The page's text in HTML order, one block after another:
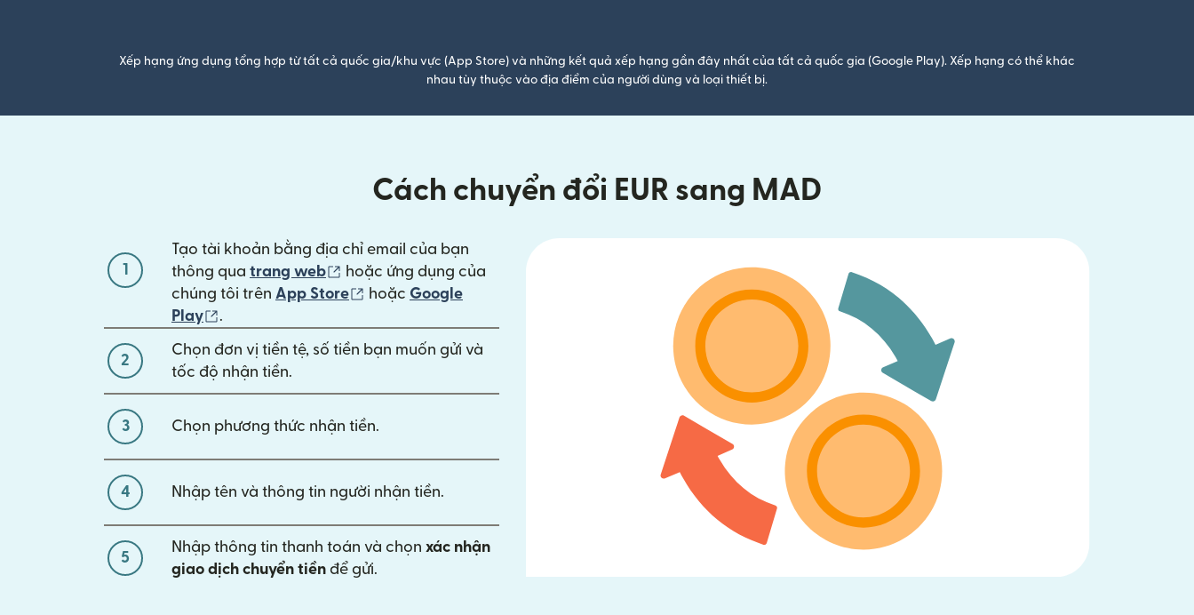
Xếp hạng ứng dụng tổng hợp từ tất cả quốc gia/khu vực (App Store) và những kết quả xếp hạng gần đây nhất của tất cả quốc gia (Google Play). Xếp hạng có thể khác
nhau tùy thuộc vào địa điểm của người dùng và loại thiết bị.
Cách chuyển đổi EUR sang MAD
1
Tạo tài khoản bằng địa chỉ email của bạn
thông qua trang web (mở trong cửa sổ mới)
hoặc ứng dụng của
chúng tôi trên App Store (mở trong cửa sổ mới)
hoặc Google
Play
.
2
Chọn đơn vị tiền tệ, số tiền bạn muốn gửi và
tốc độ nhận tiền.
3 Chọn phương thức nhận tiền.
4 Nhập tên và thông tin người nhận tiền.
5
Nhập thông tin thanh toán và chọn xác nhận
giao dịch chuyển tiền để gửi.